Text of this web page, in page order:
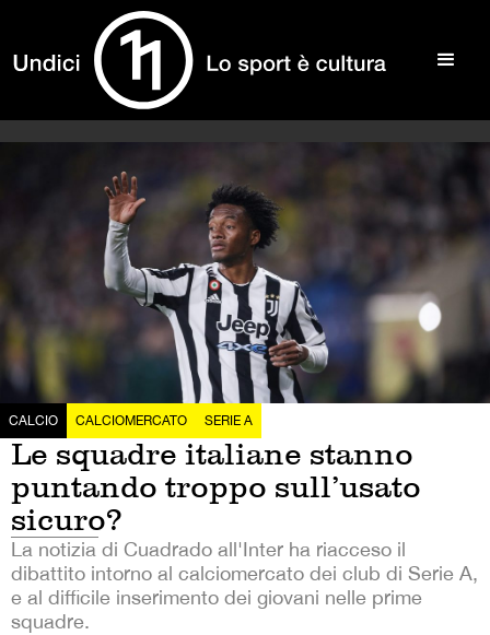
CALCIO CALCIOMERCATO SERIE A
Le squadre italiane stanno
puntando troppo sull’usato
sicuro?
La notizia di Cuadrado all'Inter ha riacceso il
dibattito intorno al calciomercato dei club di Serie A,
e al difficile inserimento dei giovani nelle prime
squadre.